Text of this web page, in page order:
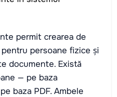
permit crearea de
persoane fizice și
documente. Există
— pe baza
baza PDF. Ambele